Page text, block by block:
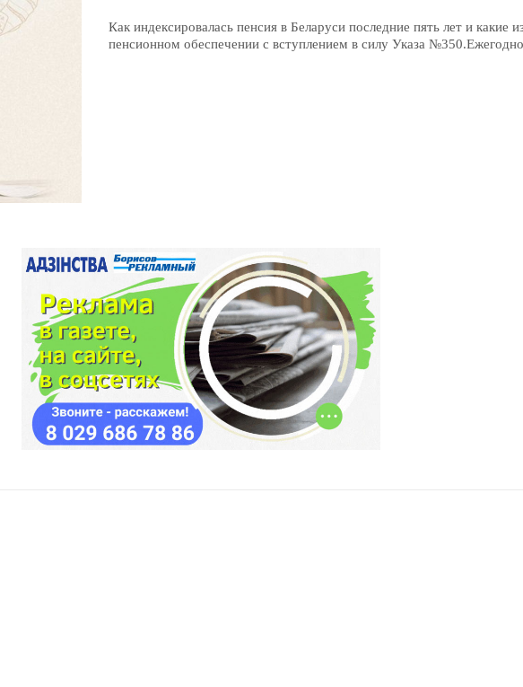
Как индексировалась пенсия в Беларуси последние пять лет и какие
пенсионном обеспечении с вступлением в силу Указа